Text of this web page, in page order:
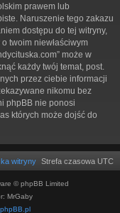
prawem lub
Naruszenie tego zakazu
dostępu do tej witryny,
twoim niewłaściwym
może w
każdy twój temat, post.
przez ciebie informacji
nikomu bez
phpBB nie ponosi
których może dojść do
Strefa czasowa UTC
witryny
© phpBB Limited
MrGaby
phpBB.pl